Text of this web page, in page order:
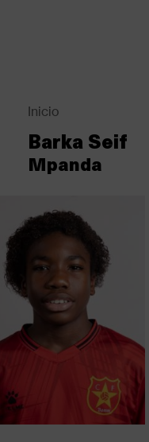
Sobrescribir
enlaces
de
a
la
navegación
Inicio
Barka Seif
Mpanda
Compartir